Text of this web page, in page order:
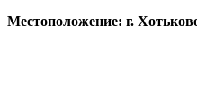
Местоположение: г.